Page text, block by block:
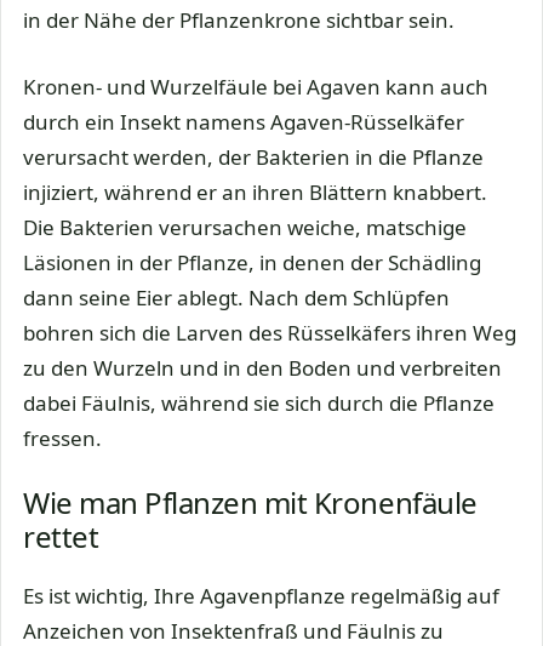
in der Nähe der Pflanzenkrone sichtbar sein.
Kronen- und Wurzelfäule bei Agaven kann auch
durch ein Insekt namens Agaven-Rüsselkäfer
verursacht werden, der Bakterien in die Pflanze
injiziert, während er an ihren Blättern knabbert.
Die Bakterien verursachen weiche, matschige
Läsionen in der Pflanze, in denen der Schädling
dann seine Eier ablegt. Nach dem Schlüpfen
bohren sich die Larven des Rüsselkäfers ihren Weg
zu den Wurzeln und in den Boden und verbreiten
dabei Fäulnis, während sie sich durch die Pflanze
fressen.
Wie man Pflanzen mit Kronenfäule
rettet
Es ist wichtig, Ihre Agavenpflanze regelmäßig auf
Anzeichen von Insektenfraß und Fäulnis zu